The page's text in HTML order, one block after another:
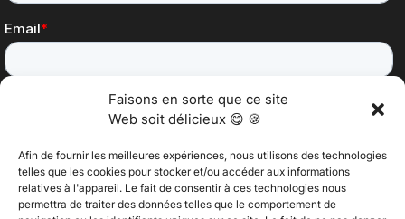
Faisons en sorte que ce site
Web soit délicieux 😋 🍪
Afin de fournir les meilleures expériences, nous utilisons des technologies
telles que les cookies pour stocker et/ou accéder aux informations
relatives à l'appareil. Le fait de consentir à ces technologies nous
permettra de traiter des données telles que le comportement de
@2025 Vertitech. Tous droits réservés.